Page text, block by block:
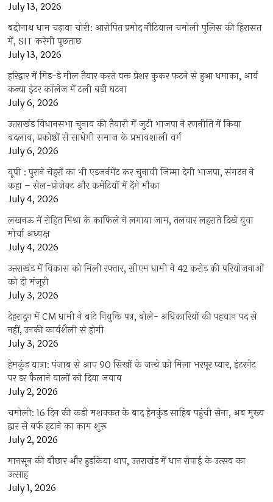
July 13, 2026
बद्रीनाथ धाम चढ़ावा चोरी: आरोपित प्रमोद नौटियाल चमोली पुलिस की हिरासत
में, SIT करेगी पूछताछ
July 13, 2026
हरिद्वार में मिड-डे मील तैयार करते वक्त प्रेशर कुकर फटने से हुआ धमाका, आर्य
कन्या इंटर कॉलेज में टली बड़ी घटना
July 6, 2026
उत्तराखंंड विधानसभा चुनाव की तैयारी में जुटी भाजपा ने रणनीति में किया
बदलाव, प्रकोष्ठों से साधेगी समाज के प्रभावशाली वर्ग
July 6, 2026
यूपी : पुराने चेहरों का भी एडजर्नमेंट कर चुनावी जिम्मा देगी भाजपा, संगठन ने
कहा – सेल-प्रोजेक्ट और कमेटियों में देंगे मौका
July 4, 2026
लखनऊ में रोहित मिश्रा के काफिले ने लगाया जाम, तलवार लहराते दिखे युवा
मोर्चा अध्यक्ष
July 4, 2026
उत्तराखंड में विकास को मिली रफ्तार, सीएम धामी ने 42 करोड़ की परियोजनाओं
को दी मंजूरी
July 3, 2026
देहरादून में CM धामी ने बांटे नियुक्ति पत्र, बोले- अधिकारियों की पहचान पद से
नहीं, उनकी कार्यशैली से होगी
July 3, 2026
हेमकुंड यात्रा: पंजाब से आए 90 सिखों के जत्थे को मिला भरपूर प्यार, इंटरनेट
पर डर फैलाने वालों को दिया जवाब
July 2, 2026
चमोली: 16 दिन की कड़ी मशक्कत के बाद हेमकुंड साहिब पहुंची सेना, अब मुख्य
द्वार से बर्फ हटाने का काम शुरू
July 2, 2026
मानसून की बौछार और हुड़किया थाप, उत्तराखंड में धान रोपाई के उत्सव का
उत्साह
July 1, 2026